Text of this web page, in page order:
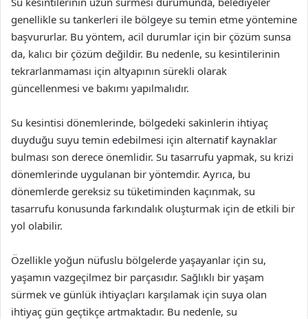
genellikle su tankerleri ile bölgeye su temin etme yöntemine
başvururlar. Bu yöntem, acil durumlar için bir çözüm sunsa
da, kalıcı bir çözüm değildir. Bu nedenle, su kesintilerinin
tekrarlanmaması için altyapının sürekli olarak
güncellenmesi ve bakımı yapılmalıdır.
Su kesintisi dönemlerinde, bölgedeki sakinlerin ihtiyaç
duyduğu suyu temin edebilmesi için alternatif kaynaklar
bulması son derece önemlidir. Su tasarrufu yapmak, su krizi
dönemlerinde uygulanan bir yöntemdir. Ayrıca, bu
dönemlerde gereksiz su tüketiminden kaçınmak, su
tasarrufu konusunda farkındalık oluşturmak için de etkili bir
yol olabilir.
Özellikle yoğun nüfuslu bölgelerde yaşayanlar için su,
yaşamın vazgeçilmez bir parçasıdır. Sağlıklı bir yaşam
sürmek ve günlük ihtiyaçları karşılamak için suya olan
ihtiyaç gün geçtikçe artmaktadır. Bu nedenle, su